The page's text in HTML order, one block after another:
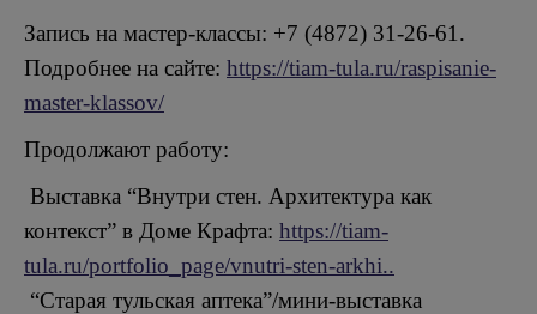
Запись на мастер-классы: +7 (4872) 31-26-61.
Подробнее на сайте: https://tiam-tula.ru/raspisanie-
master-klassov/
Продолжают работу:
Выставка “Внутри стен. Архитектура как
контекст” в Доме Крафта: https://tiam-
tula.ru/portfolio_page/vnutri-sten-arkhi..
“Старая тульская аптека”/мини-выставка